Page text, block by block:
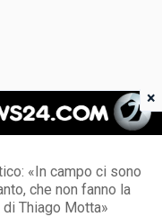
24
«In campo ci sono
che non fanno la
Thiago Motta»
×